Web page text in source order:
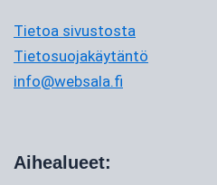
Tietoa sivustosta
Tietosuojakäytäntö
info@websala.fi
Aihealueet: